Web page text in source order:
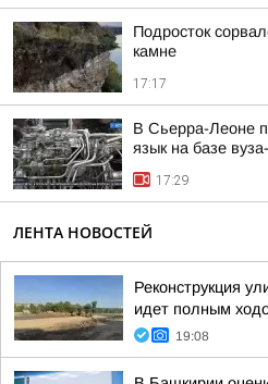
Подросток
камне
17:17
В Сьерра-Леоне
язык на базе
17:29
ЛЕНТА НОВОСТЕЙ
Реконструкция
идет полным
19:08